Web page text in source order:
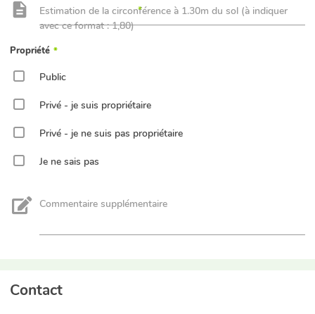
Estimation de la circonférence à 1.30m du sol (à indiquer
avec ce format : 1,80)
Propriété
Public
Privé - je suis propriétaire
Privé - je ne suis pas propriétaire
Je ne sais pas
Commentaire supplémentaire
Contact